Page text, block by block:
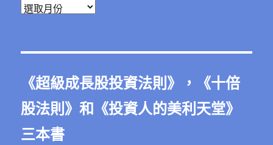
彙
《超級成長股投資法則》，《十倍
股法則》和《投資人的美利天堂》
三本書